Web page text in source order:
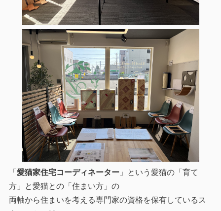
「 愛猫家住宅コーディネーター」という愛猫の「育て
方」と愛猫との「住まい方」の
両軸から住まいを考える専門家の資格を保有しているス